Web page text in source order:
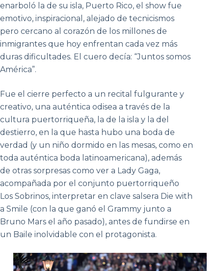
enarboló la de su isla, Puerto Rico, el show fue
emotivo, inspiracional, alejado de tecnicismos
pero cercano al corazón de los millones de
inmigrantes que hoy enfrentan cada vez más
duras dificultades. El cuero decía: “Juntos somos
América”.
Fue el cierre perfecto a un recital fulgurante y
creativo, una auténtica odisea a través de la
cultura puertorriqueña, la de la isla y la del
destierro, en la que hasta hubo una boda de
verdad (y un niño dormido en las mesas, como en
toda auténtica boda latinoamericana), además
de otras sorpresas como ver a Lady Gaga,
acompañada por el conjunto puertorriqueño
Los Sobrinos, interpretar en clave salsera Die with
a Smile (con la que ganó el Grammy junto a
Bruno Mars el año pasado), antes de fundirse en
un Baile inolvidable con el protagonista.